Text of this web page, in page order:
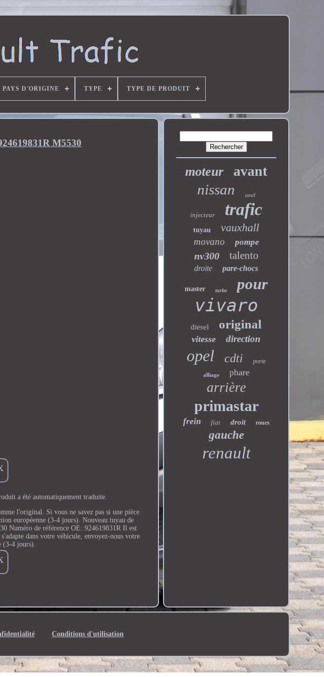
PAYS D'ORIGINE TYPE TYPE DE PRODUIT
M5530
a été automatiquement traduite.
l'original. Si vous ne savez pas si une pièce
européenne (3-4 jours). Nouveau tuyau de
Numéro de référence OE: 924619831R Il est
dans votre véhicule, envoyez-nous votre
(3-4 jours).
moteur avant
nissan neuf
injecteur trafic
tuyau vauxhall
movano pompe
nv300 talento
droite pare-chocs
master turbo pour
vivaro
diesel original
vitesse direction
opel cdti porte
alliage phare
arrière
primastar
frein fiat droit roues
gauche
renault
Conditions d'utilisation